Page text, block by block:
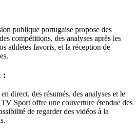
publique portugaise propose des
compétitions, des analyses après les
athlètes favoris, et la réception de
:
direct, des résumés, des analyses et le
Sport offre une couverture étendue des
de regarder des vidéos à la